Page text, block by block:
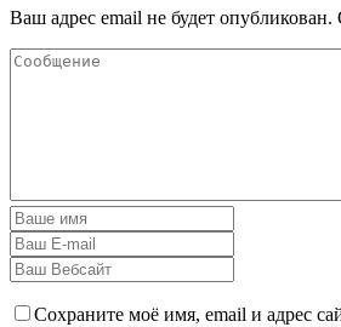
Ваш адрес email не будет опубликован.
Сохраните моё имя, email и адрес